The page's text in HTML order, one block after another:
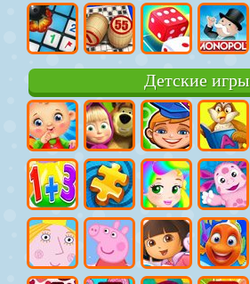
Детские игры